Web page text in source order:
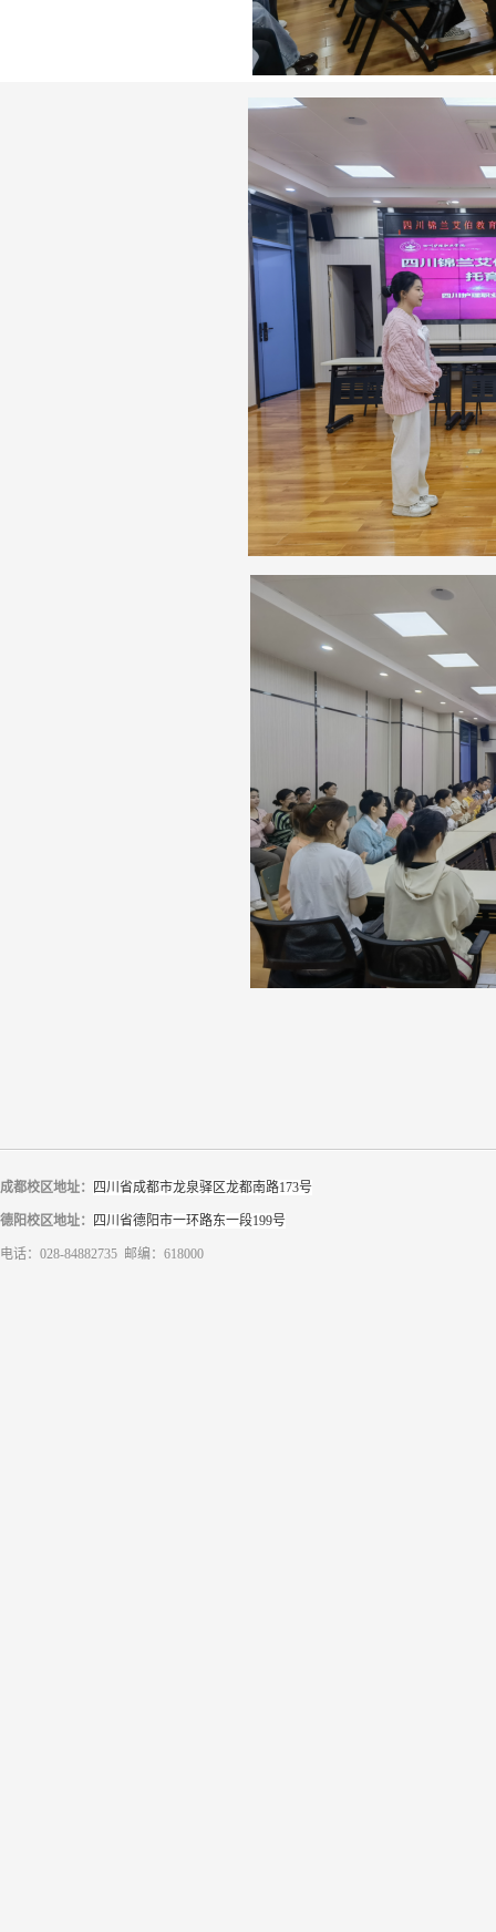
成都校区地址： 四川省成都市龙泉驿区龙都南路173号
德阳校区地址： 四川省德阳市一环路东一段199号
电话：028-84882735 邮编：618000